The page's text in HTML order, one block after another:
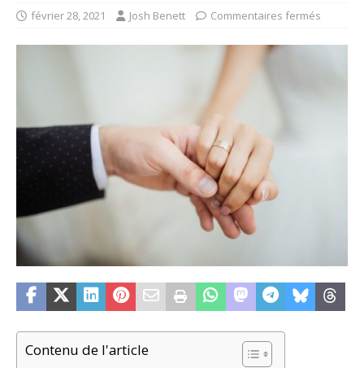
février 28, 2021 Josh Benett Commentaires fermés
Contenu de l'article